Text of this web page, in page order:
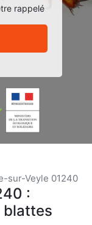
rappelé
sur-Veyle 01240
:
blattes